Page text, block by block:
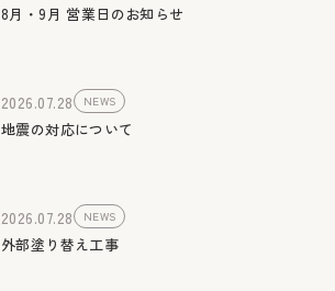
8月・9月 営業日のお知らせ
2026.07.28 NEWS
地震の対応について
2026.07.28 NEWS
外部塗り替え工事